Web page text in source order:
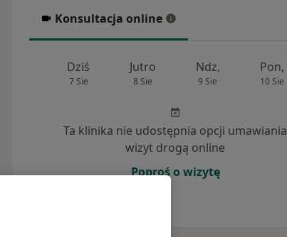
Konsultacja online
Konsultacja online
Dziś
7 Sie
Jutro
8 Sie
Ndz,
9 Sie
Pon,
10 Sie
Ta klinika nie udostępnia opcji umawiania
wizyt drogą online
Poproś o wizytę